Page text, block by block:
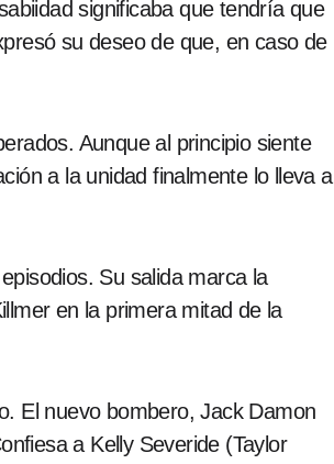
significaba que tendría que
su deseo de que, en caso de
Aunque al principio siente
a la unidad finalmente lo lleva a
Su salida marca la
en la primera mitad de la
El nuevo bombero, Jack Damon
a Kelly Severide (Taylor